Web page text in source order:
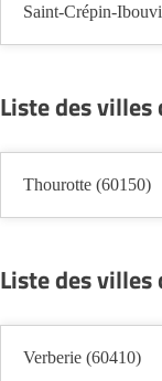
Saint-Crépin-
Liste des villes
Thourotte (60150)
Liste des villes
Verberie (60410)